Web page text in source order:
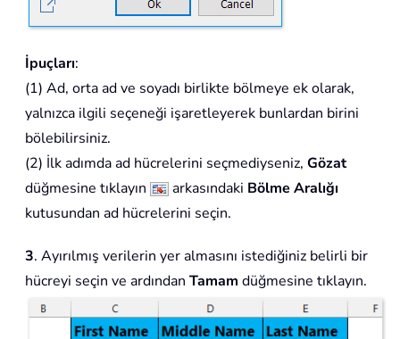
İpuçları:
(1) Ad, orta ad ve soyadı birlikte bölmeye ek olarak,
yalnızca ilgili seçeneği işaretleyerek bunlardan birini
bölebilirsiniz.
(2) İlk adımda ad hücrelerini seçmediyseniz, Gözat
düğmesine tıklayın
arkasındaki Bölme Aralığı
kutusundan ad hücrelerini seçin.
3. Ayırılmış verilerin yer almasını istediğiniz belirli bir
hücreyi seçin ve ardından Tamam düğmesine tıklayın.